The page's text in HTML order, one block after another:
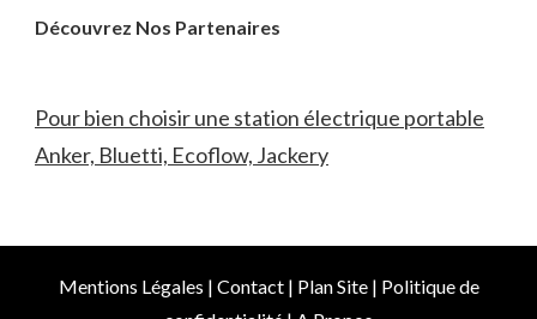
Découvrez Nos Partenaires
Pour bien choisir une station électrique portable
Anker, Bluetti, Ecoflow, Jackery
Mentions Légales | Contact| Plan Site| Politique de